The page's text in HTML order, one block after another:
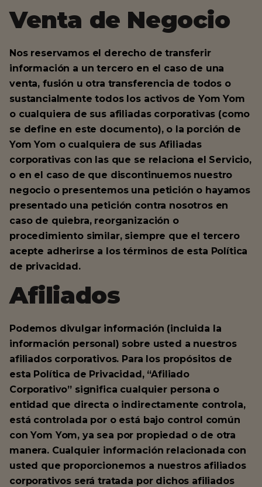
Venta de Negocio
Nos reservamos el derecho de transferir
información a un tercero en el caso de una
venta, fusión u otra transferencia de todos o
sustancialmente todos los activos de Yom Yom
o cualquiera de sus afiliadas corporativas (como
se define en este documento), o la porción de
Yom Yom o cualquiera de sus Afiliadas
corporativas con las que se relaciona el Servicio,
o en el caso de que discontinuemos nuestro
negocio o presentemos una petición o hayamos
presentado una petición contra nosotros en
caso de quiebra, reorganización o
procedimiento similar, siempre que el tercero
acepte adherirse a los términos de esta Política
de privacidad.
Afiliados
Podemos divulgar información (incluida la
información personal) sobre usted a nuestros
afiliados corporativos. Para los propósitos de
esta Política de Privacidad, “Afiliado
Corporativo” significa cualquier persona o
entidad que directa o indirectamente controla,
está controlada por o está bajo control común
con Yom Yom, ya sea por propiedad o de otra
manera. Cualquier información relacionada con
usted que proporcionemos a nuestros afiliados
corporativos será tratada por dichos afiliados